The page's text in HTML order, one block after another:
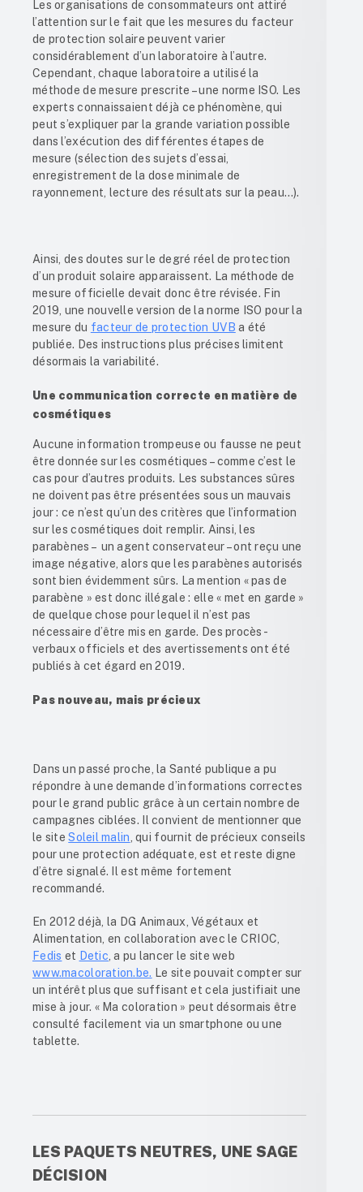
Les organisations de consommateurs ont attiré
l’attention sur le fait que les mesures du facteur
de protection solaire peuvent varier
considérablement d’un laboratoire à l’autre.
Cependant, chaque laboratoire a utilisé la
méthode de mesure prescrite – une norme ISO. Les
experts connaissaient déjà ce phénomène, qui
peut s’expliquer par la grande variation possible
dans l’exécution des différentes étapes de
mesure (sélection des sujets d’essai,
enregistrement de la dose minimale de
rayonnement, lecture des résultats sur la peau…).
Ainsi, des doutes sur le degré réel de protection
d’un produit solaire apparaissent. La méthode de
mesure officielle devait donc être révisée. Fin
2019, une nouvelle version de la norme ISO pour la
mesure du facteur de protection UVB a été
publiée. Des instructions plus précises limitent
désormais la variabilité.
Une communication correcte en matière de
cosmétiques
Aucune information trompeuse ou fausse ne peut
être donnée sur les cosmétiques – comme c’est le
cas pour d’autres produits. Les substances sûres
ne doivent pas être présentées sous un mauvais
jour : ce n’est qu’un des critères que l’information
sur les cosmétiques doit remplir. Ainsi, les
parabènes – un agent conservateur – ont reçu une
image négative, alors que les parabènes autorisés
sont bien évidemment sûrs. La mention « pas de
parabène » est donc illégale : elle « met en garde »
de quelque chose pour lequel il n’est pas
nécessaire d’être mis en garde. Des procès-
verbaux officiels et des avertissements ont été
publiés à cet égard en 2019.
Pas nouveau, mais précieux
Dans un passé proche, la Santé publique a pu
répondre à une demande d’informations correctes
pour le grand public grâce à un certain nombre de
campagnes ciblées. Il convient de mentionner que
le siteSoleil malin , qui fournit de précieux conseils
pour une protection adéquate, est et reste digne
d’être signalé. Il est même fortement
recommandé.
En 2012 déjà, la DG Animaux, Végétaux et
Alimentation, en collaboration avec le CRIOC,
Fedis et Detic , a pu lancer le site web
www.macoloration.be. Le site pouvait compter sur
un intérêt plus que suffisant et cela justifiait une
mise à jour. « Ma coloration » peut désormais être
consulté facilement via un smartphone ou une
tablette.
LES PAQUETS NEUTRES, UNE SAGE
DÉCISION